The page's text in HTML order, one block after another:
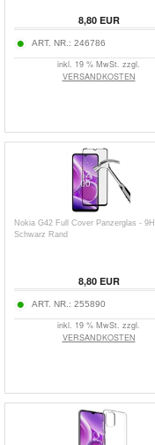
8,80EUR
ART. NR.: 246786
inkl. 19 % MwSt. zzgl.
VERSANDKOSTEN
Nokia G42 Full Cover Panzerglas -
Schwarz Rand
8,80EUR
ART. NR.: 255890
inkl. 19 % MwSt. zzgl.
VERSANDKOSTEN